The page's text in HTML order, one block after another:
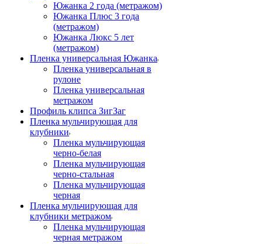
Южанка 2 года (метражом)
Южанка Плюс 3 года
(метражом)
Южанка Люкс 5 лет
(метражом)
Пленка универсальная Южанка
Пленка универсальная в
рулоне
Пленка универсальная
метражом
Профиль клипса ЗигЗаг
Пленка мульчирующая для
клубники
Пленка мульчирующая
черно-белая
Пленка мульчирующая
черно-стальная
Пленка мульчирующая
черная
Пленка мульчирующая для
клубники метражом
Пленка мульчирующая
черная метражом